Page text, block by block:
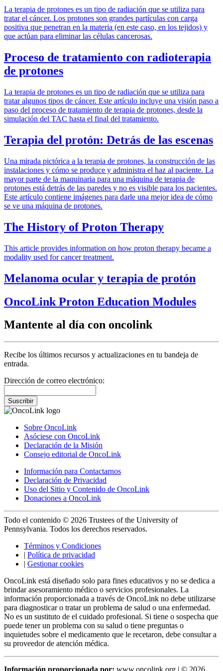
La terapia de protones es un tipo de radiación que se utiliza para
tratar el cáncer. Los protones son grandes partículas con carga
positiva que penetran en la materia (en este caso, en los tejidos) y
que actúan para eliminar las células cancerosas.
Proceso de tratamiento con radioterapia
de protones
La terapia de protones es un tipo de radiación que se utiliza para
tratar algunos tipos de cáncer. Este artículo incluye una visión paso a
paso del proceso de tratamiento de terapia de protones, desde la
simulación del TAC hasta el final del tratamiento.
Terapia del protón: Detrás de las escenas
Una mirada pictórica a la terapia de protones, la construcción de las
instalaciones y cómo se produce y administra el haz al paciente. La
mayor parte de la maquinaria para una máquina de terapia de
protones está detrás de las paredes y no es visible para los pacientes.
Este artículo contiene imágenes para darle una mejor idea de cómo
se ve una máquina de protones.
The History of Proton Therapy
This article provides information on how proton therapy became a
modality used for cancer treatment.
Melanoma ocular y terapia de protón
OncoLink Proton Education Modules
Mantente al día con oncolink
Recibe los últimos recursos y actualizaciones en tu bandeja de
entrada.
Dirección de correo electrónico:
Suscribir
Sobre OncoLink
Asóciese con OncoLink
Declaración de la Misión
Consejo editorial de OncoLink
Información para Contactarnos
Declaración de Privacidad
Uso del Sitio y Contenido de OncoLink
Donaciones a OncoLink
Todo el contenido © 2026 Trustees of the University of
Pennsylvania. Todos los derechos reservados.
Términos y Condiciones
| Política de privacidad
| Gestionar cookies
OncoLink está diseñado solo para fines educativos y no se dedica a
brindar asesoramiento médico o servicios profesionales. La
información proporcionada a través de OncoLink no debe utilizarse
para diagnosticar o tratar un problema de salud o una enfermedad.
No es un sustituto de el cuidado profesional. Si tiene o sospecha que
puede tener un problema con su salud o tiene preguntas o
inquietudes sobre el medicamento que le recetaron, debe consultar a
su proveedor de atención médica.